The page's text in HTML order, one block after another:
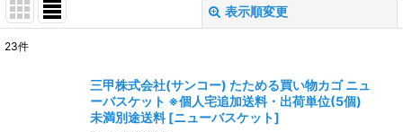
表示順変更
23件
三甲株式会社(サンコー) たためる買い物カゴ ニュ
ーバスケット ※個人宅追加送料・出荷単位(5個)
未満別途送料 [ニューバスケット]